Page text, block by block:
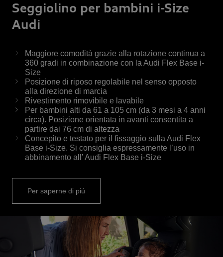
Seggiolino per bambini i-Size
Audi
Maggiore comodità grazie alla rotazione continua a
360 gradi in combinazione con la Audi Flex Base i-
Size
Posizione di riposo regolabile nel senso opposto
alla direzione di marcia
Rivestimento rimovibile e lavabile
Per bambini alti da 61 a 105 cm (da 3 mesi a 4 anni
circa). Posizione orientata in avanti consentita a
partire dai 76 cm di altezza
Concepito e testato per il fissaggio sulla Audi Flex
Base i-Size. Si consiglia espressamente l’uso in
abbinamento all’ Audi Flex Base i-Size
Per saperne di piú